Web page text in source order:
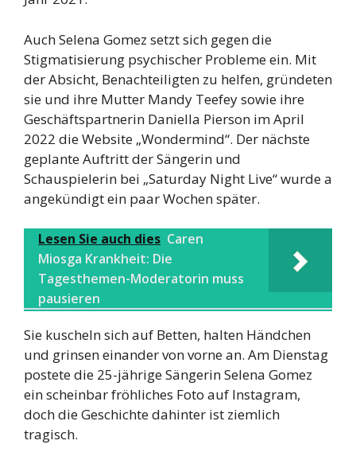
Auch Selena Gomez setzt sich gegen die
Stigmatisierung psychischer Probleme ein. Mit
der Absicht, Benachteiligten zu helfen, gründeten
sie und ihre Mutter Mandy Teefey sowie ihre
Geschäftspartnerin Daniella Pierson im April
2022 die Website „Wondermind“. Der nächste
geplante Auftritt der Sängerin und
Schauspielerin bei „Saturday Night Live“ wurde a
angekündigt ein paar Wochen später.
Lesen Sie auch dies Caren
Miosga Krankheit: Die
Tagesthemen-Moderatorin muss
pausieren
Sie kuscheln sich auf Betten, halten Händchen
und grinsen einander von vorne an. Am Dienstag
postete die 25-jährige Sängerin Selena Gomez
ein scheinbar fröhliches Foto auf Instagram,
doch die Geschichte dahinter ist ziemlich
tragisch.